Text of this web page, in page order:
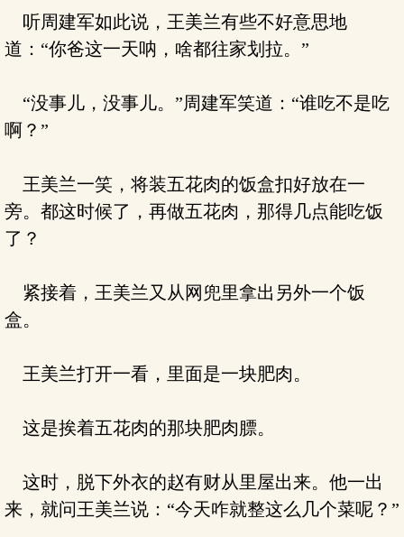
听周建军如此说，王美兰有些不好意思地
道：“你爸这一天呐，啥都往家划拉。”
“没事儿，没事儿。”周建军笑道：“谁吃不是吃
啊？”
王美兰一笑，将装五花肉的饭盒扣好放在一
旁。都这时候了，再做五花肉，那得几点能吃饭
了？
紧接着，王美兰又从网兜里拿出另外一个饭
盒。
王美兰打开一看，里面是一块肥肉。
这是挨着五花肉的那块肥肉膘。
这时，脱下外衣的赵有财从里屋出来。他一出
来，就问王美兰说：“今天咋就整这么几个菜呢？”